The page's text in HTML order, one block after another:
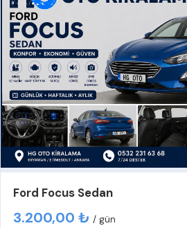
Ford Focus Sedan
3.200,00 ₺ / gün